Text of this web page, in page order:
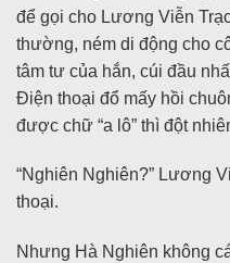
để gọi cho Lương Viễn
thường, ném di động cho
tâm tư của hắn, cúi đầu
Điện thoại đổ mấy hồi
được chữ “a lô” thì đột
“Nghiên Nghiên?” Lương
thoại.
Nhưng Hà Nghiên không